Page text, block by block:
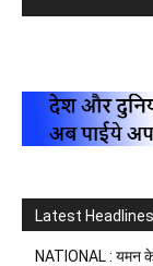
Latest Headlines
NATIONAL : यमन के